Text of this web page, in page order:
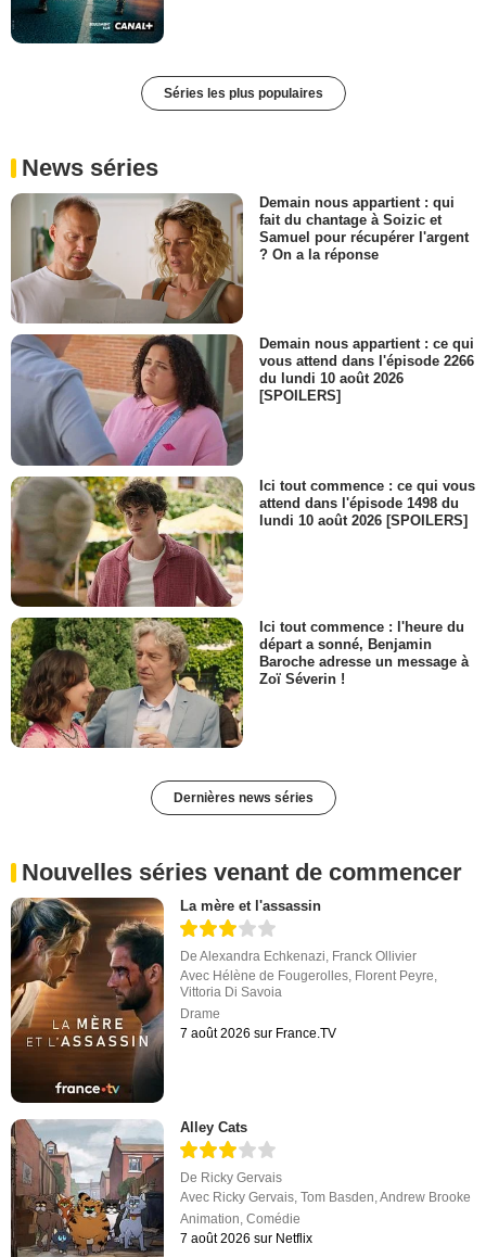
Séries les plus populaires
News séries
Demain nous appartient : qui
fait du chantage à Soizic et
Samuel pour récupérer l'argent
? On a la réponse
Demain nous appartient : ce qui
vous attend dans l'épisode 2266
du lundi 10 août 2026
[SPOILERS]
Ici tout commence : ce qui vous
attend dans l'épisode 1498 du
lundi 10 août 2026 [SPOILERS]
Ici tout commence : l'heure du
départ a sonné, Benjamin
Baroche adresse un message à
Zoï Séverin !
Dernières news séries
Nouvelles séries venant de commencer
La mère et l'assassin
DeAlexandra Echkenazi, Franck Ollivier
Avec Hélène de Fougerolles, Florent Peyre,
Vittoria Di Savoia
Drame
7 août 2026 sur France.TV
Alley Cats
De Ricky Gervais
Avec Ricky Gervais ,Tom Basden ,Andrew Brooke
Animation ,Comédie
7 août 2026 sur Netflix